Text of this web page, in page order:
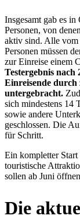
Insgesamt gab es
Personen, von
aktiv sind. Alle vom
Personen müssen
zur Einreise einem
Testergebnis nach
Einreisende durch
untergebracht.
sich mindestens 14
sowie andere
geschlossen. Die
für Schritt.
Ein kompletter
touristische
sollen ab Juni
Die